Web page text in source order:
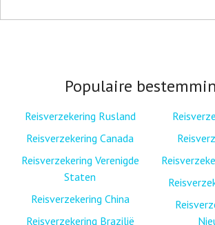
Populaire
Reisverzekering Rusland
Reisverzekering Canada
Reisverzekering Verenigde
Staten
Reisverzekering China
Reisverzekering Brazilië